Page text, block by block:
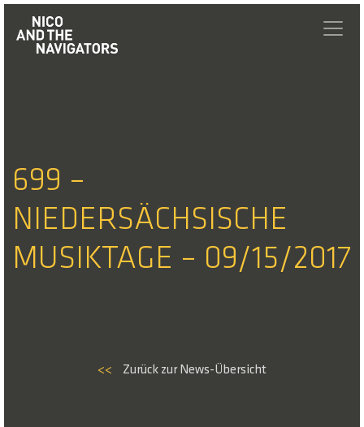
699 –
NIEDERSÄCHSISCHE
MUSIKTAGE – 09/15/2017
<< Zurück zur News-Übersicht